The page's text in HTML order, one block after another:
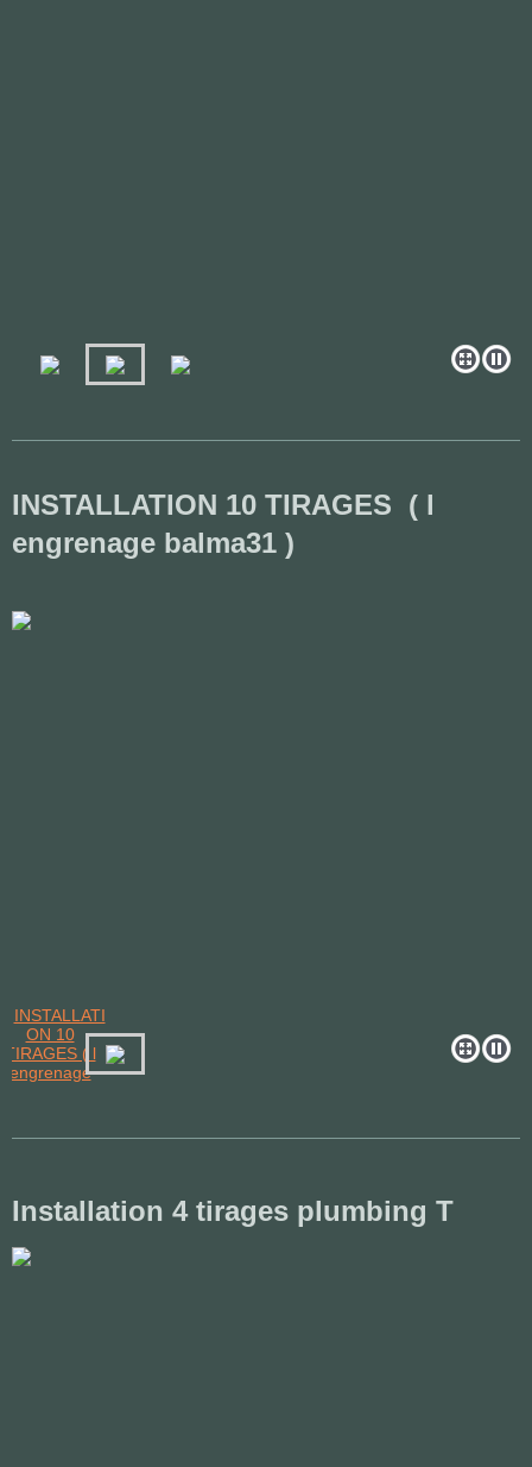
INSTALLATION 10 TIRAGES ( l
engrenage balma31 )
Installation 4 tirages plumbing T